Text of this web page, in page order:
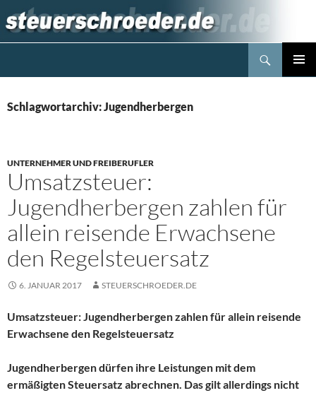
Inhalt
springen
Schlagwortarchiv: Jugendherbergen
UNTERNEHMER UND FREIBERUFLER
Umsatzsteuer:
Jugendherbergen zahlen für
allein reisende Erwachsene
den Regelsteuersatz
6. JANUAR 2017 STEUERSCHROEDER.DE
Umsatzsteuer: Jugendherbergen zahlen für allein reisende
Erwachsene den Regelsteuersatz
Jugendherbergen dürfen ihre Leistungen mit dem
ermäßigten Steuersatz abrechnen. Das gilt allerdings nicht